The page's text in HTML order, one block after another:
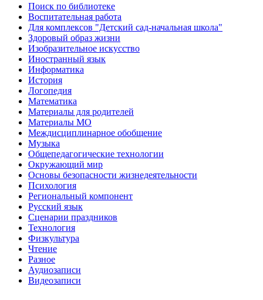
Поиск по библиотеке
Воспитательная работа
Для комплексов "Детский сад-начальная школа"
Здоровый образ жизни
Изобразительное искусство
Иностранный язык
Информатика
История
Логопедия
Математика
Материалы для родителей
Материалы МО
Междисциплинарное обобщение
Музыка
Общепедагогические технологии
Окружающий мир
Основы безопасности жизнедеятельности
Психология
Региональный компонент
Русский язык
Сценарии праздников
Технология
Физкультура
Чтение
Разное
Аудиозаписи
Видеозаписи